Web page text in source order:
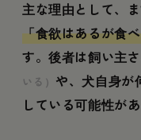
主な理由として、
「食欲はあるが食
す。後者は飼い主
いる） や、犬自身が
している可能性があ